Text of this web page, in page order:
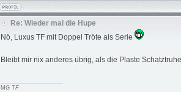
Re: Wieder mal die Hupe
Nö, Luxus TF mit Doppel Tröte als Serie
Bleibt mir nix anderes übrig, als die Plaste
MG TF